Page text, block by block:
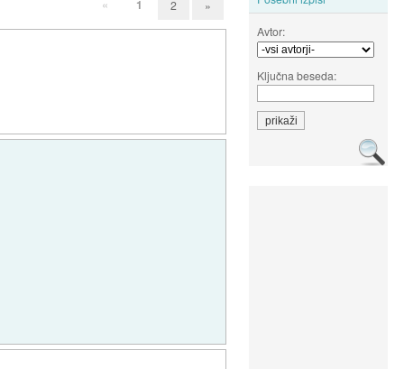
Avtor:
Ključna beseda:
« 1 2 »